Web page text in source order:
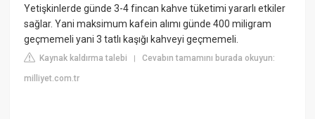
Yetişkinlerde günde 3-4 fincan kahve tüketimi yararlı etkiler
sağlar. Yani maksimum kafein alımı günde 400 miligram
geçmemeli yani 3 tatlı kaşığı kahveyi geçmemeli.
Kaynak kaldırma talebi |Cevabın tamamını burada okuyun:
milliyet.com.tr